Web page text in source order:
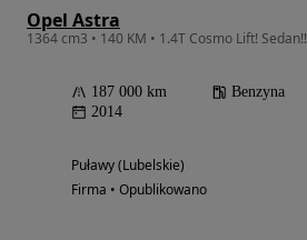
Opel Astra
187 000 km Benzyna
2014
Puławy (Lubelskie)
Firma • Opublikowano